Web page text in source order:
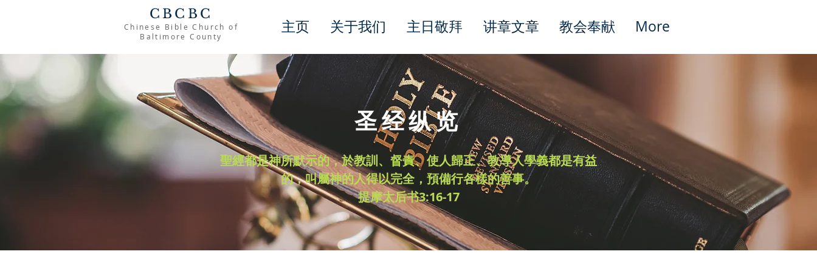
CBCBC
Chinese Bible Church of
Baltimore County
主页 关于我们 主日敬拜 讲章文章 教会奉献 More
Featured Posts
圣经纵览
聖經都是神所默示的，於教訓、督責、使人歸正、教導人學義都是有益
的，叫屬神的人得以完全，預備行各樣的善事。
​提摩太后书3:16-17